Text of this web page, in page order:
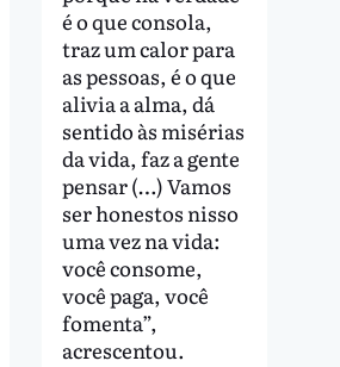
é o que consola,
traz um calor para
as pessoas, é o que
alivia a alma, dá
sentido às misérias
da vida, faz a gente
pensar (…) Vamos
ser honestos nisso
uma vez na vida:
você consome,
você paga, você
fomenta”,
acrescentou.